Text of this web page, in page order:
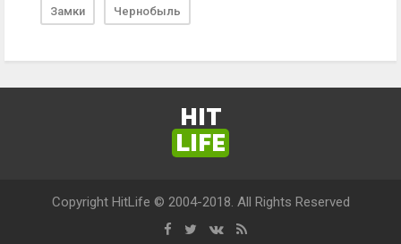
Замки Чернобыль
HIT
LIFE
Copyright HitLife © 2004-2018. All Rights Reserved